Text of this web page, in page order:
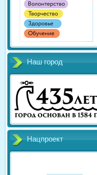
Наш город
Нацпроект